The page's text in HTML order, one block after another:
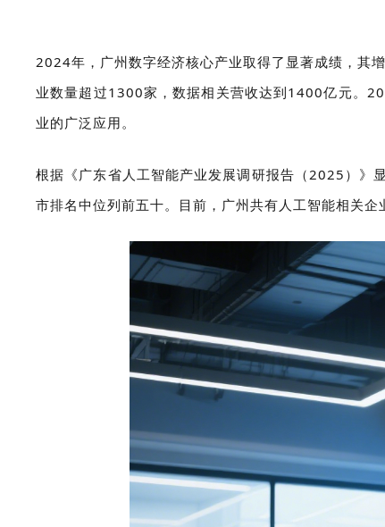
2024年，广州数字经济核心产业取得了显著成绩，其
业数量超过1300家，数据相关营收达到1400亿元。
业的广泛应用。
根据《广东省人工智能产业发展调研报告（2025）》
市排名中位列前五十。目前，广州共有人工智能相关